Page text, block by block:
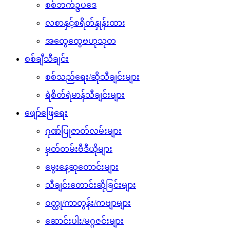
စစ်ဘက်ဥပဒေ
လစာနှင့်စရိတ်နှုန်းထား
အထွေထွေဗဟုသုတ
စစ်ချီသီချင်း
စစ်သည်ရေး/ဆိုသီချင်းများ
ရဲစိတ်ရဲမာန်သီချင်းများ
ဖျော်ဖြေရေး
ဂုဏ်ပြုဇာတ်လမ်းများ
မှတ်တမ်းဗီဒီယိုများ
မွေးနေ့ဆုတောင်းများ
သီချင်းတောင်းဆိုခြင်းများ
ဝတ္ထု/ကာတွန်း/ကဗျာများ
ဆောင်းပါး/မဂ္ဂဇင်းများ